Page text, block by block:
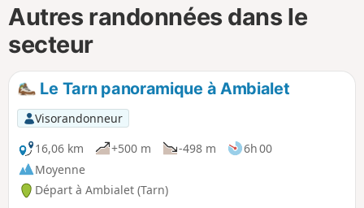
Autres randonnées dans le
secteur
Le Tarn panoramique à Ambialet
Visorandonneur
16,06 km
+500 m -498 m
6h 00
Moyenne
Départ à Ambialet (Tarn)